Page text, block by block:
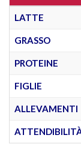
LATTE
GRASSO
PROTEINE
FIGLIE
ALLEVAMENTI